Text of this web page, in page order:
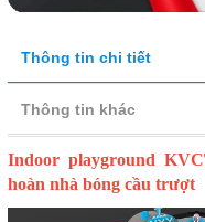
Thông tin chi tiết
Thông tin khác
Indoor playground
hoàn nhà bóng cầu trượt